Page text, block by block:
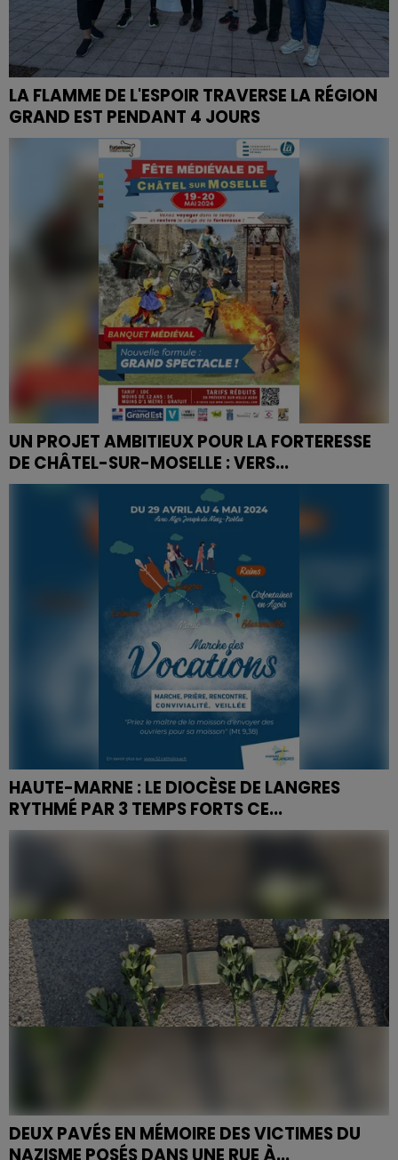
LA FLAMME DE L'ESPOIR TRAVERSE LA RÉGION
GRAND EST PENDANT 4 JOURS
Un impressionnant projet sportif et historique mené
en quatre jours par Stéphane Guédin, originaire de
Bourbonne-les-Bains...
UN PROJET AMBITIEUX POUR LA FORTERESSE
DE CHÂTEL-SUR-MOSELLE : VERS...
La Forteresse de Châtel-sur-Moselle, véritable joyau
médiéval niché dans les Vosges, s'apprête à accueillir
une transformation d'envergure...
HAUTE-MARNE : LE DIOCÈSE DE LANGRES
RYTHMÉ PAR 3 TEMPS FORTS CE...
Trois temps forts organisés, dont une Via Francigena,
DEUX PAVÉS EN MÉMOIRE DES VICTIMES DU
NAZISME POSÉS DANS UNE RUE À...